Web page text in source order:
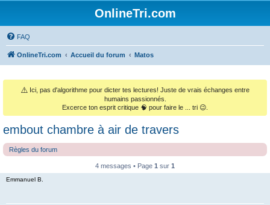
OnlineTri.com
FAQ
OnlineTri.com Accueil du forum Matos
⚠️ Ici, pas d'algorithme pour dicter tes lectures! Juste de vrais échanges entre
humains passionnés.
Excerce ton esprit critique 🧠 pour faire le ... tri 😉.
embout chambre à air de travers
Règles du forum
4 messages • Page 1 sur 1
Emmanuel B.